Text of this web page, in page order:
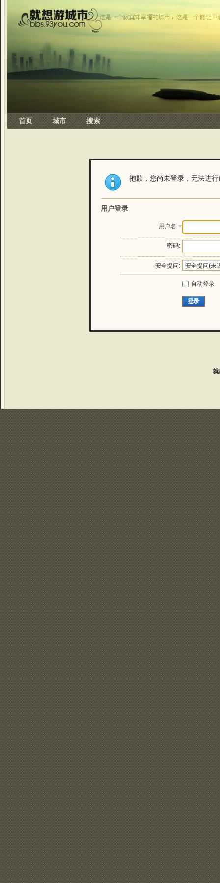
首页 城市 搜索
抱歉，您尚未登录，无法进
用户登录
用户名
密码:
安全提问:
自动登录
登录
就